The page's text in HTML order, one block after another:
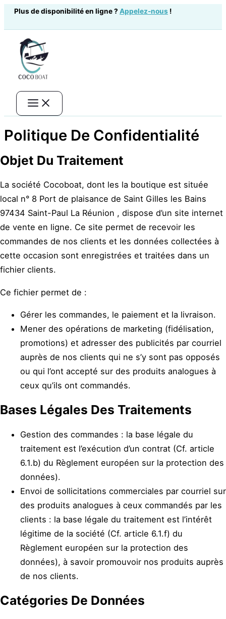
Aller
contenu
Plus de disponibilité en ligne ? Appelez-nous !
Politique De Confidentialité
Objet Du Traitement
La société Cocoboat, dont les la boutique est située
local n° 8 Port de plaisance de Saint Gilles les Bains
97434 Saint-Paul La Réunion , dispose d’un site internet
de vente en ligne. Ce site permet de recevoir les
commandes de nos clients et les données collectées à
cette occasion sont enregistrées et traitées dans un
fichier clients.
Ce fichier permet de :
Gérer les commandes, le paiement et la livraison.
Mener des opérations de marketing (fidélisation,
promotions) et adresser des publicités par courriel
auprès de nos clients qui ne s’y sont pas opposés
ou qui l’ont accepté sur des produits analogues à
ceux qu’ils ont commandés.
Bases Légales Des Traitements
Gestion des commandes : la base légale du
traitement est l’exécution d’un contrat (Cf. article
6.1.b) du Règlement européen sur la protection des
données).
Envoi de sollicitations commerciales par courriel sur
des produits analogues à ceux commandés par les
clients : la base légale du traitement est l’intérêt
légitime de la société (Cf. article 6.1.f) du
Règlement européen sur la protection des
données), à savoir promouvoir nos produits auprès
de nos clients.
Catégories De Données